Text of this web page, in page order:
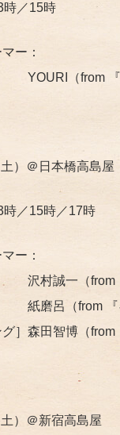
時／15時
ー：
YOURI（from 『
）＠日本橋高島屋
時／15時／17時
ー：
沢村誠一（from
紙磨呂（from 『
グ］森田智博（
）＠新宿高島屋